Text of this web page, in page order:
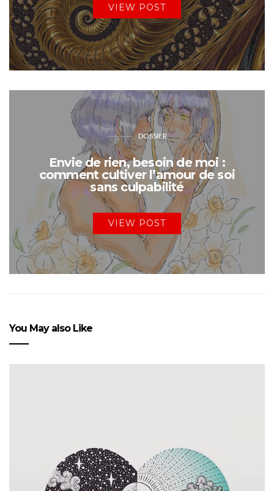
VIEW POST
DOSSIER
Envie de rien, besoin de moi :
comment cultiver l’amour de soi
sans culpabilité
VIEW POST
You May also Like